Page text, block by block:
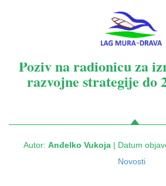
Poziv na radionicu za
razvojne strategije do
Autor: Anđelko Vukoja| Datum
Novosti